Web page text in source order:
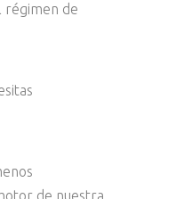
régimen de
de nuestra